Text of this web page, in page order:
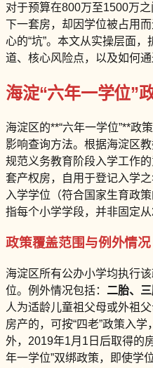
对于预算在800万至1500万
下一套房，却因学位被占用
心的“坑”。本文从实操层面
道、核心风险点，以及如何
海淀“六年一学位”
海淀区的**“六年一学位”**政
影响查询方法。根据海淀区
规范义务教育阶段入学工作
套产权房，自用于登记入学
入学学位（符合国家生育政
指每个小学学段，并非固定从
政策覆盖范围与例外情况
海淀区所有公办小学均执行
位。例外情况包括： 二胎、
人为适龄儿童祖父母或外祖
房产的，可按“四老”政策入
外，2019年1月1日后取得的
年一学位”双绑政策，即使学